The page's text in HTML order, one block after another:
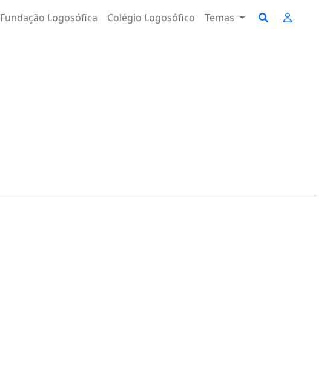
Fundação Logosófica Colégio Logosófico Temas